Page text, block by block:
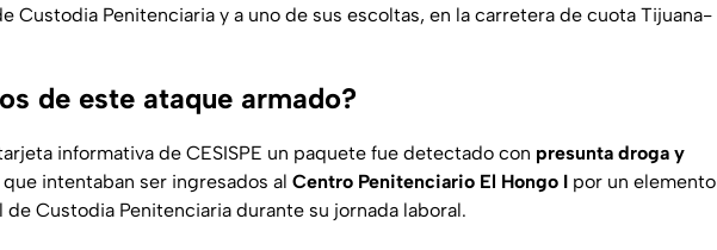
Custodia Penitenciaria y a uno de sus escoltas, en la carretera de cuota Tijuana-
de este ataque armado?
informativa de CESISPE un paquete fue detectado con presunta droga y
que intentaban ser ingresados al Centro Penitenciario El Hongo I por un elemento
de Custodia Penitenciaria durante su jornada laboral.